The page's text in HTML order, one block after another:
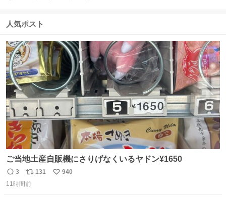
返
数
リ
ス
数
い
人気ポスト
ご当地土産自販機にさりげなくいるヤドン¥1650
返
信
3
リ
ポ
131
い
940
11時間前